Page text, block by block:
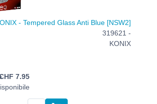
- Tempered Glass Anti Blue [NSW2]
319621 -
KONIX
7.95